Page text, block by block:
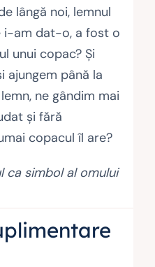
lângă noi, lemnul
i-am dat-o, a fost o
unui copac? Și
ajungem până la
ne gândim mai
și fără
copacul îl are?
ca simbol al omului